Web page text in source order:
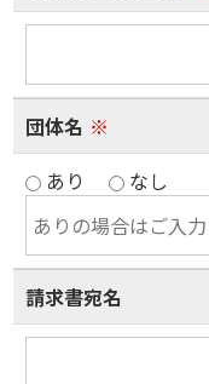
団体名 ※
あり
なし
請求書宛名